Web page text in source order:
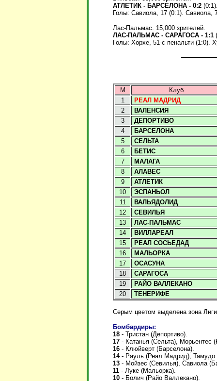
АТЛЕТИК - БАРСЕЛОНА - 0:2
Голы: Савиола, 17 (0:1). Савиола,
Лас-Пальмас. 15,000 зрителей.
ЛАС-ПАЛЬМАС - САРАГОСА - 1:1
Голы: Хорхе, 51-с пенальти (1:0).
М
Клуб
1
РЕАЛ МАДРИД
2
ВАЛЕНСИЯ
3
ДЕПОРТИВО
4
БАРСЕЛОНА
5
СЕЛЬТА
6
БЕТИС
7
МАЛАГА
8
АЛАВЕС
9
АТЛЕТИК
10
ЭСПАНЬОЛ
11
ВАЛЬЯДОЛИД
12
СЕВИЛЬЯ
13
ЛАС-ПАЛЬМАС
14
ВИЛЛАРЕАЛ
15
РЕАЛ СОСЬЕДАД
16
МАЛЬОРКА
17
ОСАСУНА
18
САРАГОСА
19
РАЙО ВАЛЛЕКАНО
20
ТЕНЕРИФЕ
Серым цветом выделена зона
Бомбардиры:
18 - Тристан (Депортиво).
17 - Катанья (Сельта), Морьентес
16 - Клюйверт (Барселона).
14 - Рауль (Реал Мадрид),
13 - Мойзес (Севилья), Савиола
11 - Луке (Мальорка).
10 - Болич (Райо Валлекано).